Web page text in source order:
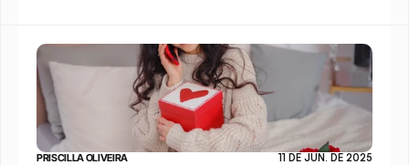
PRISCILLA OLIVEIRA 11 DE JUN. DE 2025